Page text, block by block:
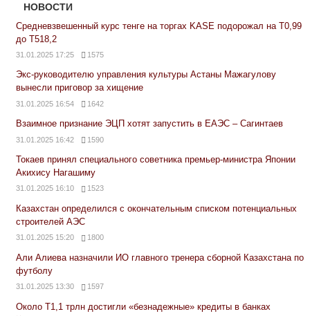
НОВОСТИ
Средневзвешенный курс тенге на торгах KASE подорожал на Т0,99
до Т518,2
31.01.2025 17:25 1575
Экс-руководителю управления культуры Астаны Мажагулову
вынесли приговор за хищение
31.01.2025 16:54 1642
Взаимное признание ЭЦП хотят запустить в ЕАЭС – Сагинтаев
31.01.2025 16:42 1590
Токаев принял специального советника премьер-министра Японии
Акихису Нагашиму
31.01.2025 16:10 1523
Казахстан определился с окончательным списком потенциальных
строителей АЭС
31.01.2025 15:20 1800
Али Алиева назначили ИО главного тренера сборной Казахстана по
футболу
31.01.2025 13:30 1597
Около Т1,1 трлн достигли «безнадежные» кредиты в банках